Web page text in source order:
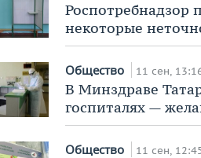
Роспотребнадзор
некоторые
Общество 11 сен,
В Минздраве
госпиталях —
Общество 11 сен,